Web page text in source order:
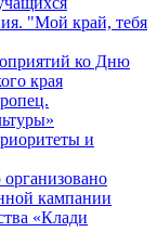
"Мой край, тебя
ко Дню
края
и
кампании
«Клади